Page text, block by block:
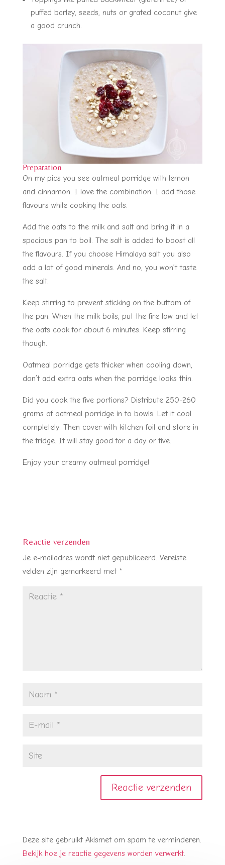
puffed barley, seeds, nuts or grated coconut give
a good crunch.
Preparation
On my pics you see oatmeal porridge with lemon
and cinnamon. I love the combination. I add those
flavours while cooking the oats.
Add the oats to the milk and salt and bring it in a
spacious pan to boil. The salt is added to boost all
the flavours. If you choose Himalaya salt you also
add a lot of good minerals. And no, you won’t taste
the salt.
Keep stirring to prevent sticking on the buttom of
the pan. When the milk boils, put the fire low and let
the oats cook for about 6 minutes. Keep stirring
though.
Oatmeal porridge gets thicker when cooling down,
don’t add extra oats when the porridge looks thin.
Did you cook the five portions? Distribute 250-260
grams of oatmeal porridge in to bowls. Let it cool
completely. Then cover with kitchen foil and store in
the fridge. It will stay good for a day or five.
Enjoy your creamy oatmeal porridge!
Reactie verzenden
Je e-mailadres wordt niet gepubliceerd. Vereiste
velden zijn gemarkeerd met *
Deze site gebruikt Akismet om spam te verminderen.
Bekijk hoe je reactie gegevens worden verwerkt.